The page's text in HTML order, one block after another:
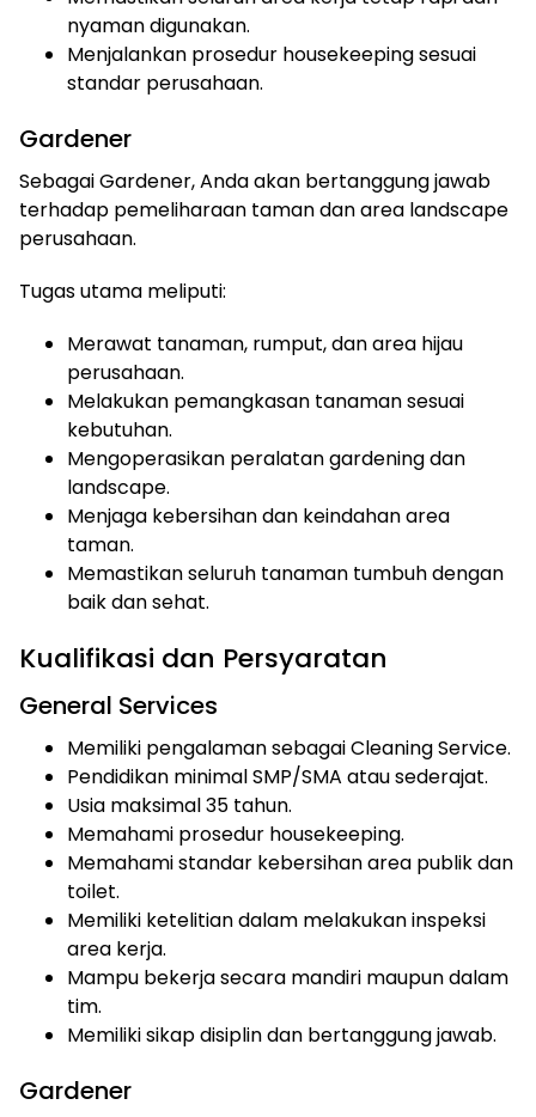
nyaman digunakan.
Menjalankan prosedur housekeeping sesuai
standar perusahaan.
Gardener
Sebagai Gardener, Anda akan bertanggung jawab
terhadap pemeliharaan taman dan area landscape
perusahaan.
Tugas utama meliputi:
Merawat tanaman, rumput, dan area hijau
perusahaan.
Melakukan pemangkasan tanaman sesuai
kebutuhan.
Mengoperasikan peralatan gardening dan
landscape.
Menjaga kebersihan dan keindahan area
taman.
Memastikan seluruh tanaman tumbuh dengan
baik dan sehat.
Kualifikasi dan Persyaratan
General Services
Memiliki pengalaman sebagai Cleaning Service.
Pendidikan minimal SMP/SMA atau sederajat.
Usia maksimal 35 tahun.
Memahami prosedur housekeeping.
Memahami standar kebersihan area publik dan
toilet.
Memiliki ketelitian dalam melakukan inspeksi
area kerja.
Mampu bekerja secara mandiri maupun dalam
tim.
Memiliki sikap disiplin dan bertanggung jawab.
Gardener